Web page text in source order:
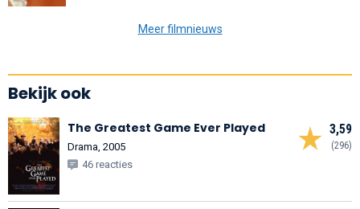
Meer filmnieuws
Bekijk ook
3,59
(296)
The Greatest Game Ever Played
Drama, 2005
46 reacties